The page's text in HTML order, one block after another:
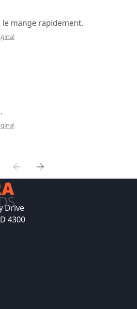
mange rapidement.
Drive
4300